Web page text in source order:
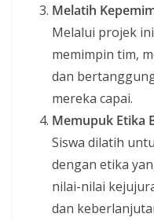
Melatih
Melalui projek
memimpin tim,
dan
mereka capai.
Memupuk Etika
Siswa dilatih
dengan etika
nilai-nilai
dan